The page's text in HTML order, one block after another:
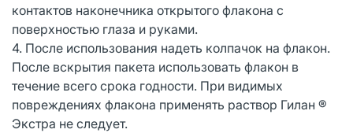
контактов наконечника открытого флакона с
поверхностью глаза и руками.
4. После использования надеть колпачок на флакон.
После вскрытия пакета использовать флакон в
течение всего срока годности. При видимых
повреждениях флакона применять раствор Гилан ®
Экстра не следует.